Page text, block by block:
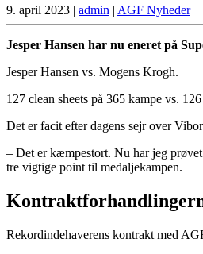
9. april 2023 | admin | AGF Nyheder
Jesper Hansen har nu eneret på
Jesper Hansen vs. Mogens Krogh.
127 clean sheets på 365 kampe vs.
Det er facit efter dagens sejr over
– Det er kæmpestort. Nu har jeg
tre vigtige point til medaljekampen.
Rekordindehaverens kontrakt med